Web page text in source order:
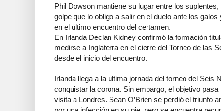
Phil Dowson mantiene su lugar entre los
golpe que lo obligo a salir en el duelo ante los
en el último encuentro del certamen.
En Irlanda Declan Kidney confirmó la formación
medirse a Inglaterra en el cierre del Torneo de las
desde el inicio del encuentro.
Irlanda llega a la última jornada del torneo del Seis
conquistar la corona. Sin embargo, el objetivo
visita a Londres. Sean O’Brien se perdió el triunfo